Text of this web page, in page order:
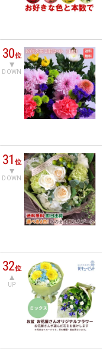
30位
DOWN
31位
DOWN
32位
UP